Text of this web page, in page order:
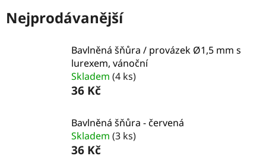
Nejprodávanější
Bavlněná šňůra / provázek Ø1,5 mm s
lurexem, vánoční
Skladem (4 ks)
36 Kč
Bavlněná šňůra - červená
Skladem (3 ks)
36 Kč